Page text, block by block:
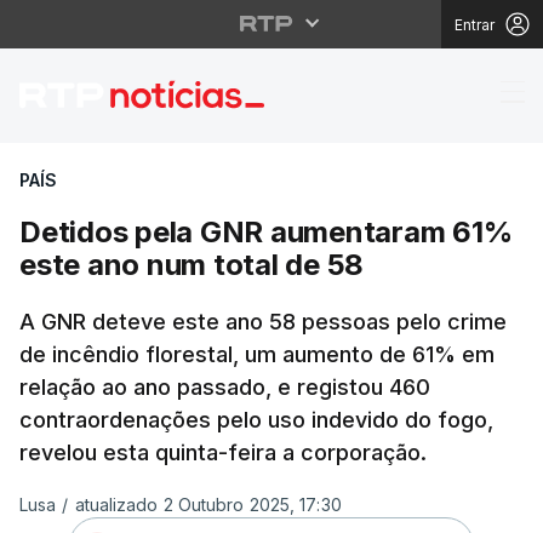
Entrar
Detidos pela GNR
PAÍS
Detidos pela GNR aumentaram 61%
este ano num total de 58
A GNR deteve este ano 58 pessoas pelo crime
de incêndio florestal, um aumento de 61% em
relação ao ano passado, e registou 460
contraordenações pelo uso indevido do fogo,
revelou esta quinta-feira a corporação.
Lusa / atualizado 2 Outubro 2025, 17:30